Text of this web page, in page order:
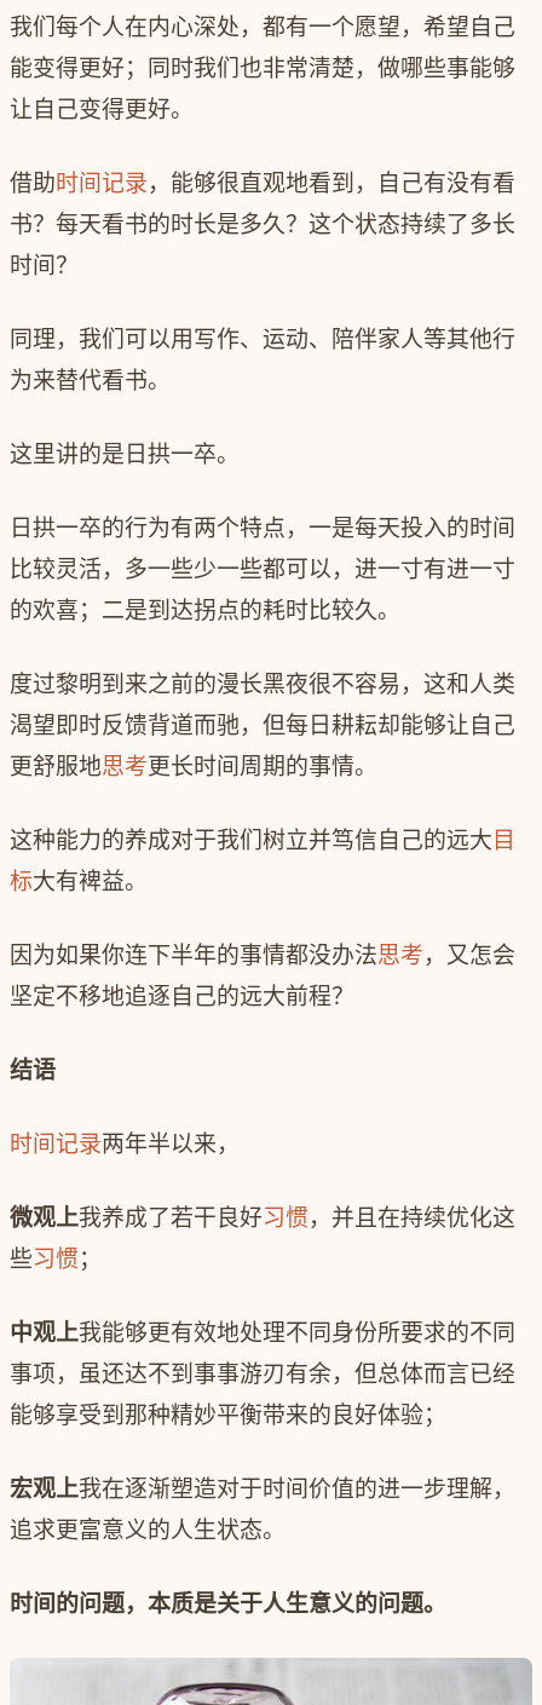
我们每个人在内心深处，都有一个愿望，希望自己
能变得更好；同时我们也非常清楚，做哪些事能够
让自己变得更好。
借助时间记录，能够很直观地看到，自己有没有看
书？每天看书的时长是多久？这个状态持续了多长
时间？
同理，我们可以用写作、运动、陪伴家人等其他行
为来替代看书。
这里讲的是日拱一卒。
日拱一卒的行为有两个特点，一是每天投入的时间
比较灵活，多一些少一些都可以，进一寸有进一寸
的欢喜；二是到达拐点的耗时比较久。
度过黎明到来之前的漫长黑夜很不容易，这和人类
渴望即时反馈背道而驰，但每日耕耘却能够让自己
更舒服地思考更长时间周期的事情。
这种能力的养成对于我们树立并笃信自己的远大 目
标大有裨益。
因为如果你连下半年的事情都没办法思考，又怎会
坚定不移地追逐自己的远大前程？
结语
时间记录两年半以来，
微观上我养成了若干良好习惯，并且在持续优化这
些习惯；
中观上我能够更有效地处理不同身份所要求的不同
事项，虽还达不到事事游刃有余，但总体而言已经
能够享受到那种精妙平衡带来的良好体验；
宏观上我在逐渐塑造对于时间价值的进一步理解，
追求更富意义的人生状态。
时间的问题，本质是关于人生意义的问题。